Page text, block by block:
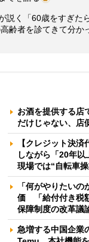
説く「60歳をすぎ
齢者を診てきて分か
お酒を提供する
だけじゃない、店
【クレジット決
しながら「20年
現場では“自転車
「何がやりたい
価 「給付付き税
保障制度の改革議
急増する中国企業